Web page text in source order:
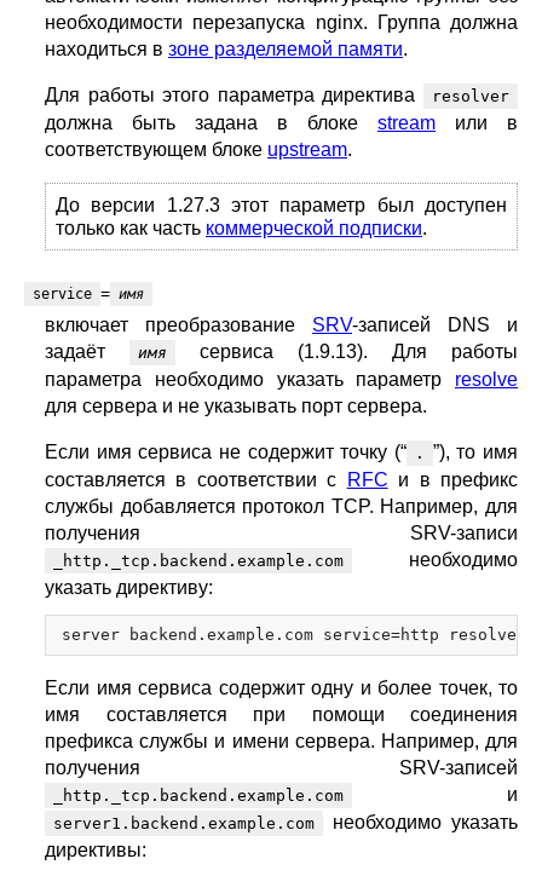
необходимости перезапуска nginx. Группа должна
находиться в зоне разделяемой памяти.
Для работы этого параметра директива resolver
должна быть задана в блоке stream или в
соответствующем блоке upstream.
До версии 1.27.3 этот параметр был доступен
только как часть коммерческой подписки.
service = имя
включает преобразование SRV-записей DNS и
задаёт
имя
сервиса (1.9.13). Для работы
параметра необходимо указать параметр resolve
для сервера и не указывать порт сервера.
Если имя сервиса не содержит точку (“ .
”), то имя
составляется в соответствии с
RFC и в префикс
службы добавляется протокол TCP. Например, для
получения SRV-записи
_http._tcp.backend.example.com
необходимо
указать директиву:
Если имя сервиса содержит одну и более точек, то
имя составляется при помощи соединения
префикса службы и имени сервера. Например, для
получения SRV-записей
_http._tcp.backend.example.com и
server1.backend.example.com
необходимо указать
директивы: